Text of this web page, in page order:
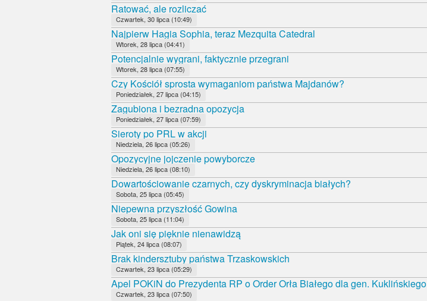
Ratować, ale rozliczać
Czwartek, 30 lipca (10:49)
Najpierw Hagia Sophia, teraz Mezquita Catedral
Wtorek, 28 lipca (04:41)
Potencjalnie wygrani, faktycznie przegrani
Wtorek, 28 lipca (07:55)
Czy Kościół sprosta wymaganiom państwa Majdanów?
Poniedziałek, 27 lipca (04:15)
Zagubiona i bezradna opozycja
Poniedziałek, 27 lipca (07:59)
Sieroty po PRL w akcji
Niedziela, 26 lipca (05:26)
Opozycyjne jojczenie powyborcze
Niedziela, 26 lipca (08:10)
Dowartościowanie czarnych, czy dyskryminacja białych?
Sobota, 25 lipca (05:45)
Niepewna przyszłość Gowina
Sobota, 25 lipca (11:04)
Jak oni się pięknie nienawidzą
Piątek, 24 lipca (08:07)
Brak kindersztuby państwa Trzaskowskich
Czwartek, 23 lipca (05:29)
Apel POKiN do Prezydenta RP o Order Orła Białego dla gen. Kuklińskiego
Czwartek, 23 lipca (07:50)